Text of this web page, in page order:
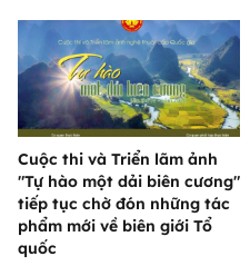
Cuộc thi và Triển lãm ảnh
"Tự hào một dải biên cương"
tiếp tục chờ đón những tác
phẩm mới về biên giới Tổ
quốc